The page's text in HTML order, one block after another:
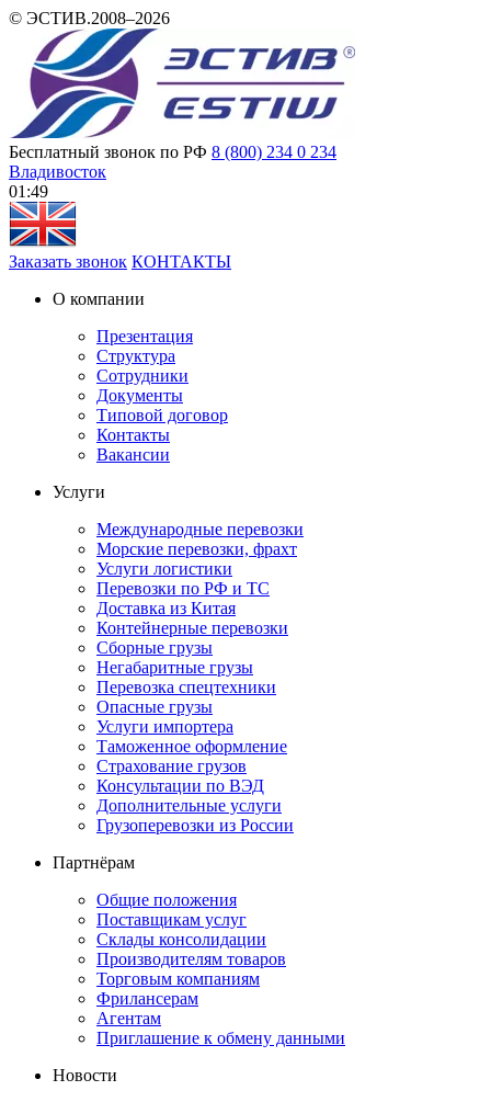
© ЭСТИВ.2008–2026
Бесплатный звонок по РФ 8 (800) 234 0 234
Владивосток
01:49
Заказать звонок КОНТАКТЫ
О компании
Презентация
Структура
Сотрудники
Документы
Типовой договор
Контакты
Вакансии
Услуги
Международные перевозки
Морские перевозки, фрахт
Услуги логистики
Перевозки по РФ и ТС
Доставка из Китая
Контейнерные перевозки
Сборные грузы
Негабаритные грузы
Перевозка спецтехники
Опасные грузы
Услуги импортера
Таможенное оформление
Страхование грузов
Консультации по ВЭД
Дополнительные услуги
Грузоперевозки из России
Партнёрам
Общие положения
Поставщикам услуг
Склады консолидации
Производителям товаров
Торговым компаниям
Фрилансерам
Агентам
Приглашение к обмену данными
Новости